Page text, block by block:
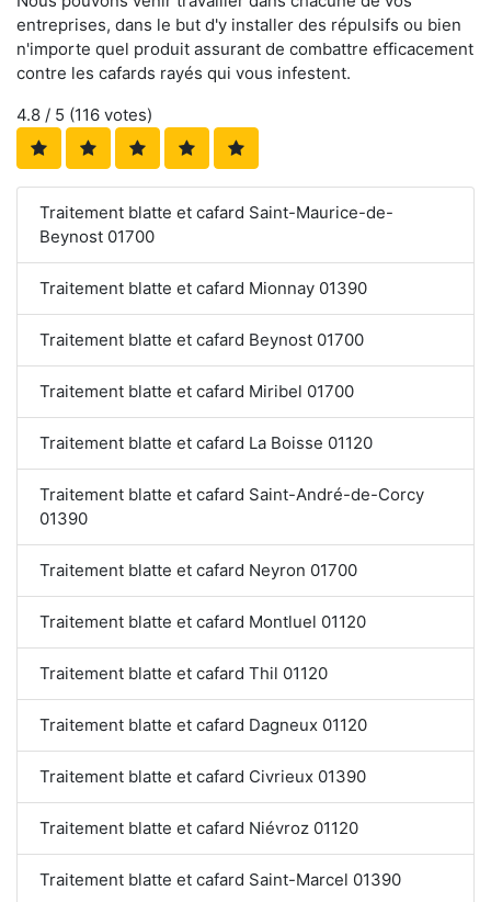
entreprises, dans le but d'y installer des répulsifs ou bien
n'importe quel produit assurant de combattre efficacement
contre les cafards rayés qui vous infestent.
4.8 / 5 (116 votes)
Traitement blatte et cafard Saint-Maurice-de-
Beynost 01700
Traitement blatte et cafard Mionnay 01390
Traitement blatte et cafard Beynost 01700
Traitement blatte et cafard Miribel 01700
Traitement blatte et cafard La Boisse 01120
Traitement blatte et cafard Saint-André-de-Corcy
01390
Traitement blatte et cafard Neyron 01700
Traitement blatte et cafard Montluel 01120
Traitement blatte et cafard Thil 01120
Traitement blatte et cafard Dagneux 01120
Traitement blatte et cafard Civrieux 01390
Traitement blatte et cafard Niévroz 01120
Traitement blatte et cafard Saint-Marcel 01390